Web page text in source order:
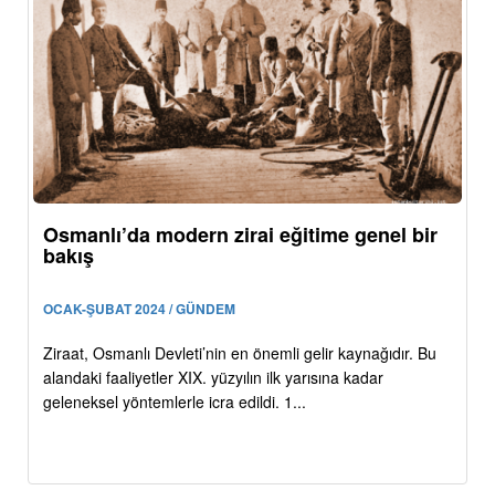
Osmanlı’da modern zirai eğitime genel bir
bakış
OCAK-ŞUBAT 2024 / GÜNDEM
Ziraat, Osmanlı Devleti’nin en önemli gelir kaynağıdır. Bu
alandaki faaliyetler XIX. yüzyılın ilk yarısına kadar
geleneksel yöntemlerle icra edildi. 1...